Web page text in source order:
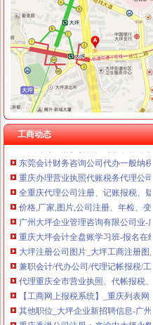
工商动态
大坪报税公司
林区地税局深入日镇大坪村扶贫问-
重庆香港公司注册：来渝中大坪永
大坪注册公司图片_大坪工商注册图
【工商网上报税系统】_重庆列表网
代理重庆全市营业执照、代帐报税
渝中区文化播公司转让-重庆58同城
重庆大坪有哪些会计培训机构-报名
广州公司注册】价格,厂家,图片,公司
东莞会计财务咨询公司代办一般纳
重庆办理营业执照代账税务代理公
全重庆代理公司注册、记账报税、
价格,厂家,图片,公司注册、年检、
广州大坪企业管理咨询有限公司业-
重庆大坪会计全盘账学习班-报名在线
大坪注册公司图片_大坪工商注册图
兼职会计/代办公司/代理记帐报税/工
代理重庆全市营业执照、代帐报税、
【工商网上报税系统】_重庆列表网
其他职位_大坪企业新招聘信息-广州
重庆香港公司注册：来渝中大坪永